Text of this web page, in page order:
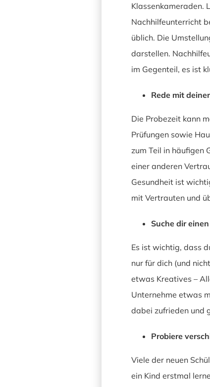
Klassenkameraden.
Nachhilfeunterricht
üblich. Die
darstellen.
im Gegenteil, es ist
Rede mit
Die Probezeit kann
Prüfungen sowie
zum Teil in häufigen
einer anderen
Gesundheit ist
mit Vertrauten und
Suche dir
Es ist wichtig, dass
nur für dich (und
etwas Kreatives –
Unternehme etwas
dabei zufrieden und
Probiere
Viele der neuen
ein Kind erstmal